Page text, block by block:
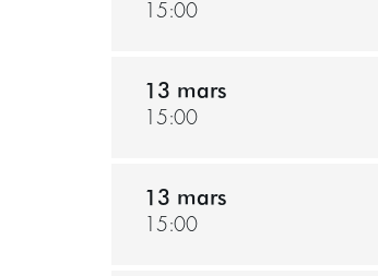
15:00
13 mars
15:00
13 mars
15:00